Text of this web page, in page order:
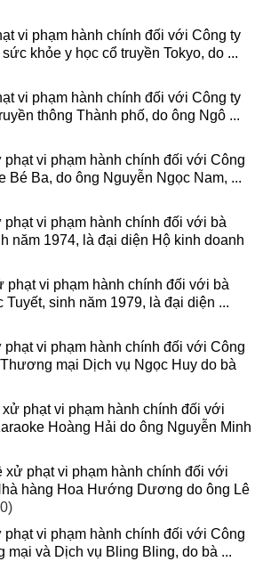
vi phạm hành chính đối với Công ty
khỏe y học cổ truyền Tokyo, do ...
vi phạm hành chính đối với Công ty
thông Thành phố, do ông Ngô ...
phạt vi phạm hành chính đối với Công
Bé Ba, do ông Nguyễn Ngọc Nam, ...
phạt vi phạm hành chính đối với bà
năm 1974, là đại diện Hộ kinh doanh
phạt vi phạm hành chính đối với bà
sinh năm 1979, là đại diện ...
phạt vi phạm hành chính đối với Công
mại Dịch vụ Ngọc Huy do bà
phạt vi phạm hành chính đối với
Hoàng Hải do ông Nguyễn Minh
xử phạt vi phạm hành chính đối với
hàng Hoa Hướng Dương do ông Lê
phạt vi phạm hành chính đối với Công
mại và Dịch vụ Bling Bling, do bà ...